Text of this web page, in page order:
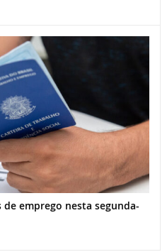
de emprego nesta segunda-